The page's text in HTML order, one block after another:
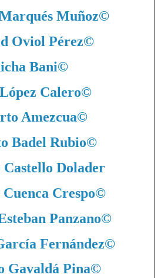
Muñoz©
Oviol Pérez©
Bani©
Calero©
Amezcua©
Badel Rubio©
Dolader
Crespo©
Panzano©
Fernández©
Gavaldá Pina©